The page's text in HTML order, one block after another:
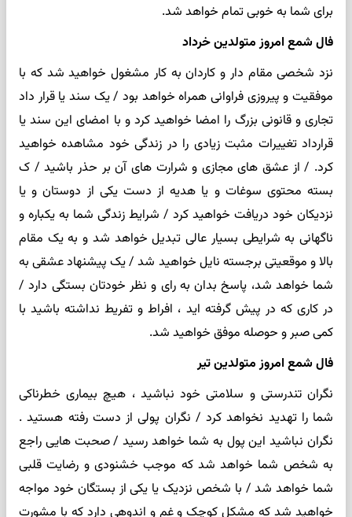
برای شما به خوبی تمام خواهد شد.
فال شمع امروز متولدین خرداد
نزد شخصی مقام دار و کاردان به کار مشغول خواهید شد که با
موفقیت و پیروزی فراوانی همراه خواهد بود / یک سند یا قرار داد
تجاری و قانونی بزرگ را امضا خواهید کرد و با امضای این سند یا
قرارداد تغییرات مثبت زیادی را در زندگی خود مشاهده خواهید
کرد. / از عشق های مجازی و شرارت های آن بر حذر باشید / ک
بسته محتوی سوغات و یا هدیه از دست یکی از دوستان و یا
نزدیکان خود دریافت خواهید کرد / شرایط زندگی شما به یکباره و
ناگهانی به شرایطی بسیار عالی تبدیل خواهد شد و به یک مقام
بالا و موقعیتی برجسته نایل خواهید شد / یک پیشنهاد عشقی به
شما خواهد شد، پاسخ بدان به رای و نظر خودتان بستگی دارد /
در کاری که در پیش گرفته اید ، افراط و تفریط نداشته باشید با
کمی صبر و حوصله موفق خواهید شد.
فال شمع امروز متولدین تیر
نگران تندرستی و سلامتی خود نباشید ، هیچ بیماری خطرناکی
شما را تهدید نخواهد کرد / نگران پولی از دست رفته هستید .
نگران نباشید این پول به شما خواهد رسید / صحبت هایی راجع
به شخص شما خواهد شد که موجب خشنودی و رضایت قلبی
شما خواهد شد / با شخص نزدیک یا یکی از بستگان خود مواجه
خواهید شد که مشکل کوچک و غم و اندوهی دارد که با مشورت